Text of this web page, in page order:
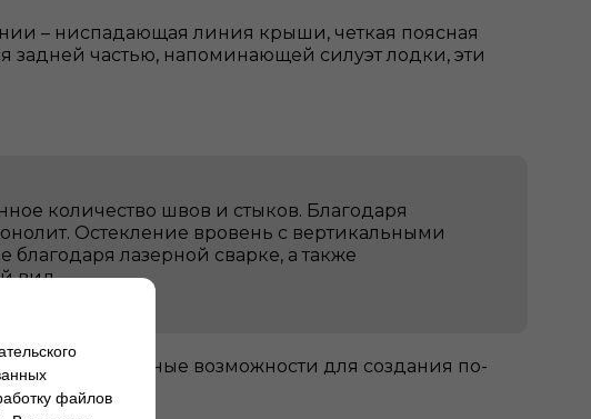
– ниспадающая линия крыши, четкая поясная
частью, напоминающей силуэт лодки, эти
количество швов и стыков. Благодаря
Остекление вровень с вертикальными
лазерной сварке, а также
вид.
безграничные возможности для создания по-
файлов